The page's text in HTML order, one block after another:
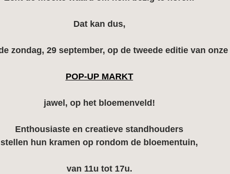
Dat kan dus,
zondag, 29 september, op de tweede editie van onze
POP-UP MARKT
jawel, op het bloemenveld!
Enthousiaste en creatieve standhouders
stellen hun kramen op rondom de bloementuin,
van 11u tot 17u.